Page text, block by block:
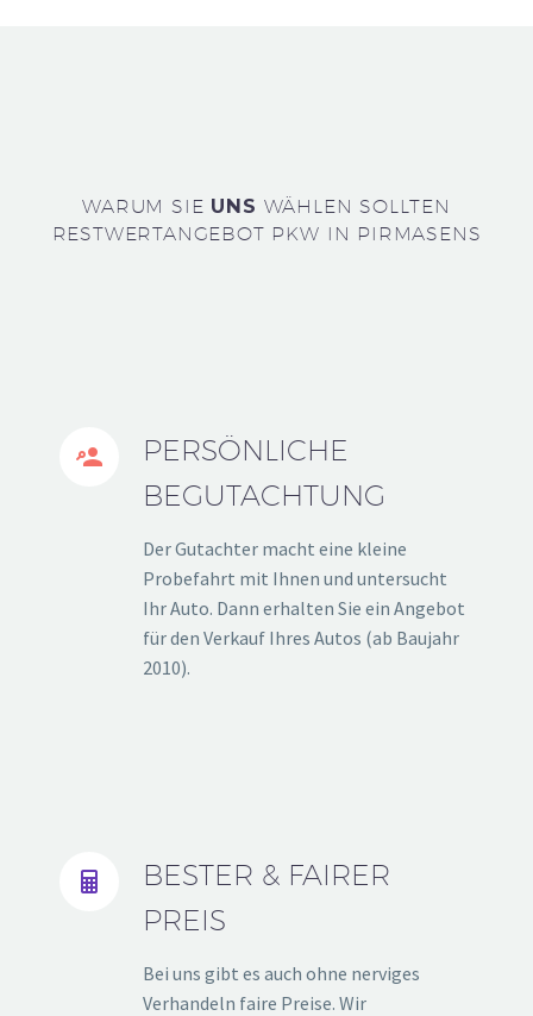
WARUM SIE UNS WÄHLEN SOLLTEN
RESTWERTANGEBOT PKW IN PIRMASENS


PERSÖNLICHE
BEGUTACHTUNG
Der Gutachter macht eine kleine
Probefahrt mit Ihnen und untersucht
Ihr Auto. Dann erhalten Sie ein Angebot
für den Verkauf Ihres Autos (ab Baujahr
2010).


BESTER & FAIRER
PREIS
Bei uns gibt es auch ohne nerviges
Verhandeln faire Preise. Wir